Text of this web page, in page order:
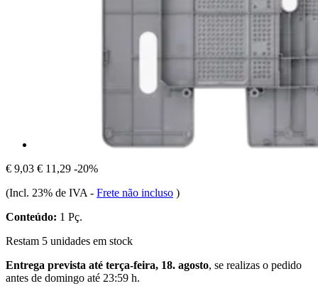
€ 9,03 € 11,29 -20%
(Incl. 23% de IVA - Frete não incluso )
Conteúdo: 1 Pç.
Restam 5 unidades em stock
Entrega prevista até terça-feira, 18. agosto, se realizas o pedido
antes de domingo até 23:59 h.